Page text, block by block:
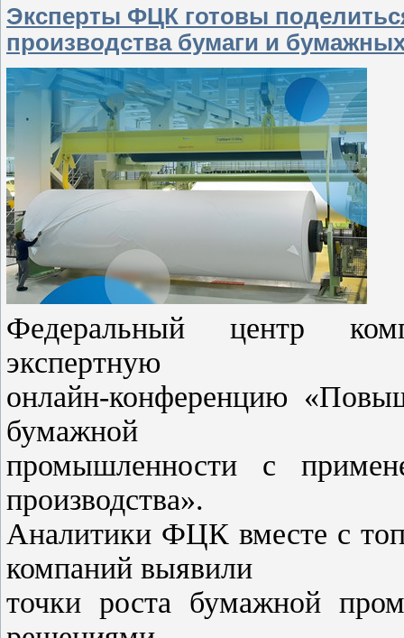
Эксперты ФЦК готовы
производства бумаги и
Федеральный центр
экспертную
онлайн-конференцию
бумажной
промышленности с
производства».
Аналитики ФЦК вместе с
компаний выявили
точки роста бумажной